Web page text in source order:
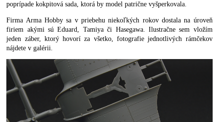
poprípade kokpitová sada, ktorá by model patrične vyšperkovala.
Firma Arma Hobby sa v priebehu niekoľkých rokov dostala na úroveň
firiem akými sú Eduard, Tamiya či Hasegawa. Ilustračne sem vložím
jeden záber, ktorý hovorí za všetko, fotografie jednotlivých rámčekov
nájdete v galérii.